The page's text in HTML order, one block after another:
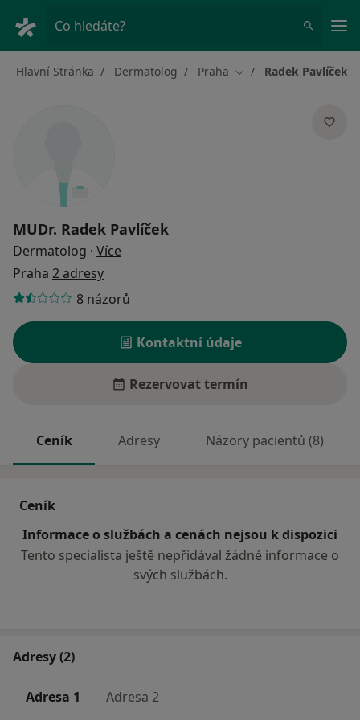
Co hledáte?
Hlavní Stránka Dermatolog Praha Změna města
Radek Pavlíček
MUDr. Radek Pavlíček
Dermatolog · Více
Praha 2 adresy
8 názorů
Kontaktní údaje
Rezervovat termín
Ceník Adresy Názory pacientů (8)
Ceník
Informace o službách a cenách nejsou k dispozici
Tento specialista ještě nepřidával žádné informace o
svých službách.
Adresy (2)
Adresa 1 Adresa 2